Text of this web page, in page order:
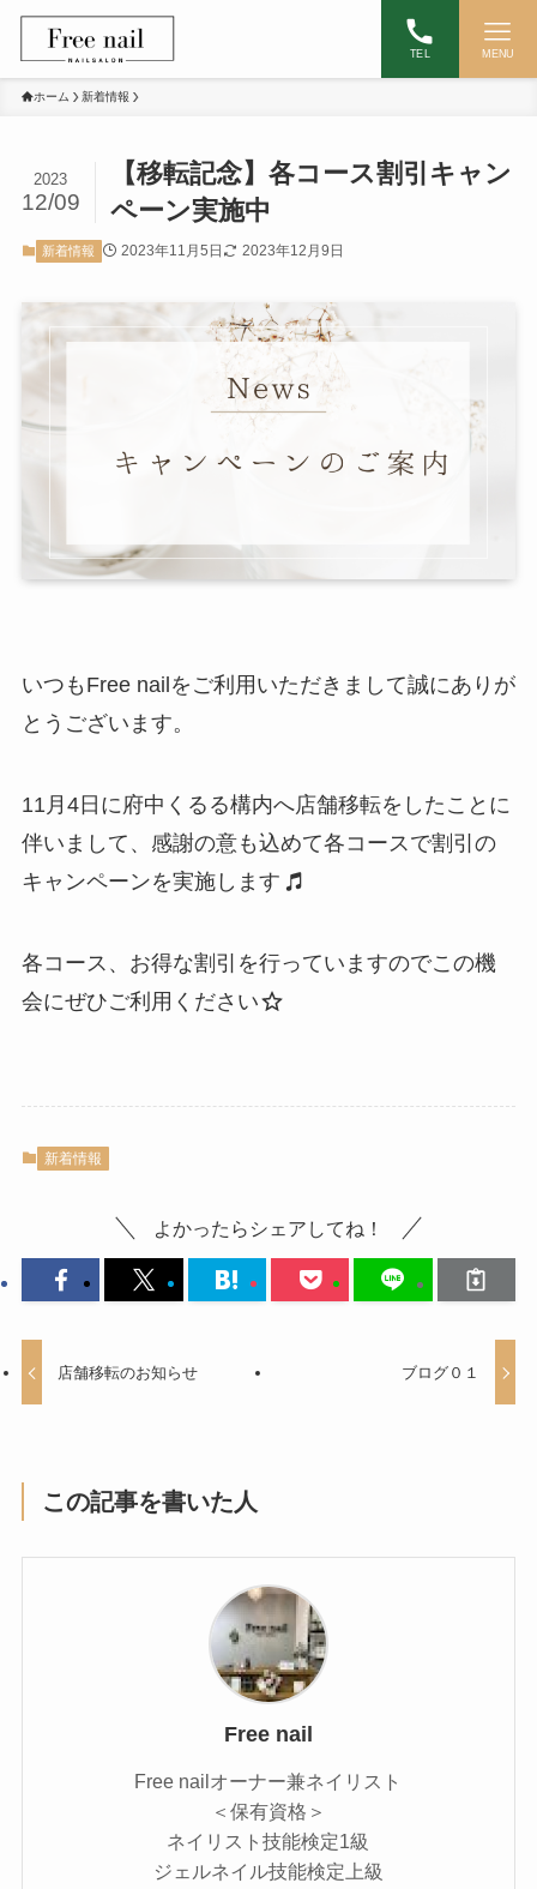
TEL MENU
ホーム 新着情報
【移転記念】各コース割引キャン
ペーン実施中
2023
12/09
新着情報 2023年11月5日 2023年12月9日
いつもFree nailをご利用いただきまして誠にありが
とうございます。
11月4日に府中くるる構内へ店舗移転をしたことに
伴いまして、感謝の意も込めて各コースで割引の
キャンペーンを実施します
各コース、お得な割引を行っていますのでこの機
会にぜひご利用ください
新着情報
よかったらシェアしてね！
店舗移転のお知らせ ブログ０１
この記事を書いた人
Free nail
Free nailオーナー兼ネイリスト
＜保有資格＞
ネイリスト技能検定1級
ジェルネイル技能検定上級